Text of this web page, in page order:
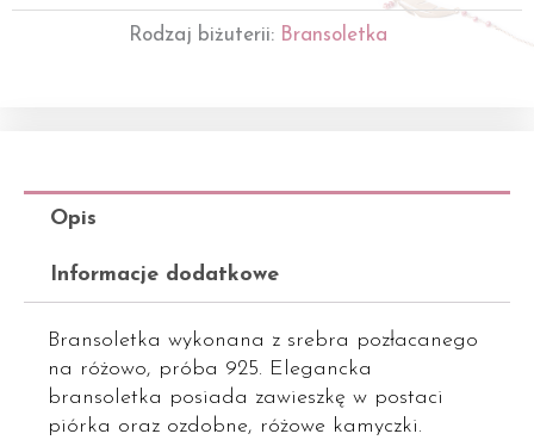
Rodzaj biżuterii: Bransoletka
Opis
Informacje dodatkowe
Bransoletka wykonana z srebra pozłacanego
na różowo, próba 925. Elegancka
bransoletka posiada zawieszkę w postaci
piórka oraz ozdobne, różowe kamyczki.